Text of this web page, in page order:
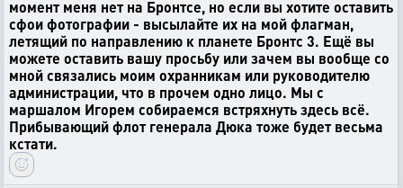
момент меня нет на Бронтсе, но если вы хотите оставить
сфои фотографии - высылайте их на мой флагман,
летящий по направлению к планете Бронтс 3. Ещё вы
можете оставить вашу просьбу или зачем вы вообще со
мной связались моим охранникам или руководителю
администрации, что в прочем одно лицо. Мы с
маршалом Игорем собираемся встряхнуть здесь всё.
Прибывающий флот генерала Дюка тоже будет весьма
кстати.